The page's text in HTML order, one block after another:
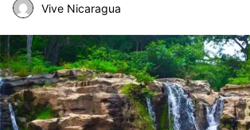
Vive Nicaragua